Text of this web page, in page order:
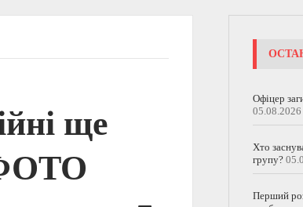
ще
ФОТО
Офіцер
05.08.2026
Хто
групу?
Перший